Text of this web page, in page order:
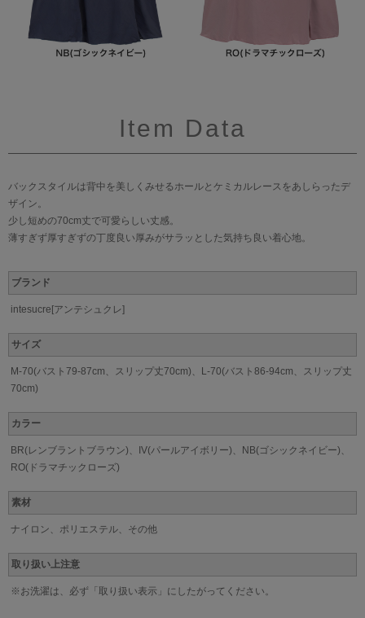
Item Data
バックスタイルは背中を美しくみせるホールとケミカルレースをあしらったデ
ザイン。
少し短めの70cm丈で可愛らしい丈感。
薄すぎず厚すぎずの丁度良い厚みがサラッとした気持ち良い着心地。
ブランド
intesucre[アンテシュクレ]
サイズ
M-70(バスト79-87cm、スリップ丈70cm)、L-70(バスト86-94cm、スリップ丈
70cm)
カラー
BR(レンブラントブラウン)、IV(パールアイボリー)、NB(ゴシックネイビー)、
RO(ドラマチックローズ)
素材
ナイロン、ポリエステル、その他
取り扱い上注意
※お洗濯は、必ず「取り扱い表示」にしたがってください。